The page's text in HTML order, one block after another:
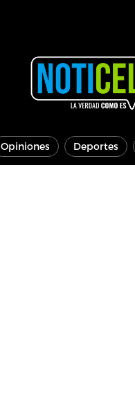
Opiniones Deportes